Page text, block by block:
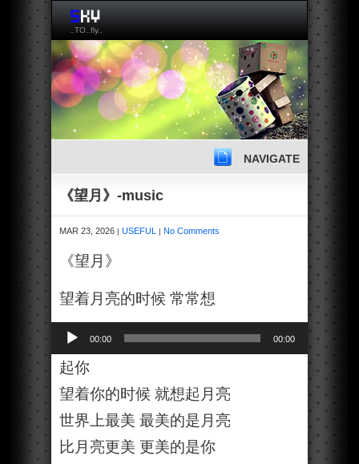
..TO..fly..
NAVIGATE
《望月》-music
MAR 23, 2026 | USEFUL | No Comments
《望月》
望着月亮的时候 常常想
Player
00:00 00:00
起你
望着你的时候 就想起月亮
世界上最美 最美的是月亮
比月亮更美 更美的是你